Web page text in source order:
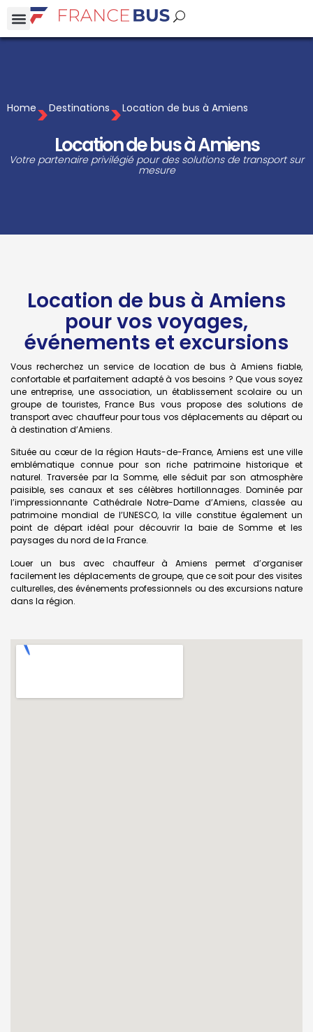
Home>Destinations>Location de bus à Amiens
Location de bus à Amiens
Votre partenaire privilégié pour des solutions de transport sur
mesure
Location de bus à Amiens
pour vos voyages,
événements et excursions
Vous recherchez un service de location de bus à Amiens fiable,
confortable et parfaitement adapté à vos besoins ? Que vous soyez
une entreprise, une association, un établissement scolaire ou un
groupe de touristes, France Bus vous propose des solutions de
transport avec chauffeur pour tous vos déplacements au départ ou
à destination d’Amiens.
Située au cœur de la région Hauts-de-France, Amiens est une ville
emblématique connue pour son riche patrimoine historique et
naturel. Traversée par la Somme, elle séduit par son atmosphère
paisible, ses canaux et ses célèbres hortillonnages. Dominée par
l’impressionnante Cathédrale Notre-Dame d’Amiens, classée au
patrimoine mondial de l’UNESCO, la ville constitue également un
point de départ idéal pour découvrir la baie de Somme et les
paysages du nord de la France.
Louer un bus avec chauffeur à Amiens permet d’organiser
facilement les déplacements de groupe, que ce soit pour des visites
culturelles, des événements professionnels ou des excursions nature
dans la région.